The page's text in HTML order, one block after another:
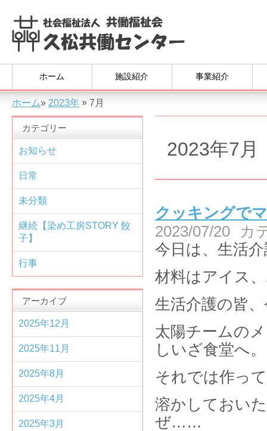
ホーム 施設紹介 事業紹介
ホーム» 2023年 » 7月
2023年7月
クッキングで
2023/07/20
カ
今日は、生活
材料はアイス
生活介護の皆
太陽チームの
しいざ食堂へ。
それでは作っ
溶かしておい
ぜ……
カテゴリー
お知らせ
日常
未分類
継続【染め工房STORY 餃
子】
行事
アーカイブ
2025年12月
2025年11月
2025年8月
2025年4月
2025年3月